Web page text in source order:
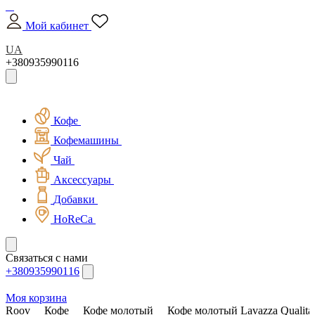
Мой кабинет
UA
+380935990116
Кофе
Кофемашины
Чай
Аксессуары
Добавки
HoReCa
Связаться с нами
+380935990116
Моя корзина
Roov
Кофе Кофе молотый Кофе молотый Lavazza